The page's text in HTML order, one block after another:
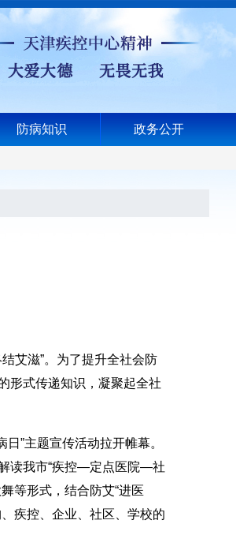
防病知识 政务公开
艾滋”。为了提升全社会防
形式传递知识，凝聚起全社
”主题宣传活动拉开帷幕。
读我市“疾控—定点医院—社
等形式，结合防艾“进医
疾控、企业、社区、学校的